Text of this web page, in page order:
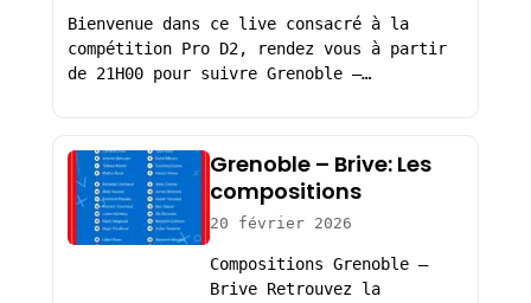
Bienvenue dans ce live consacré à la
compétition Pro D2, rendez vous à partir
de 21H00 pour suivre Grenoble –…
Grenoble – Brive: Les
compositions
20 février 2026
Compositions Grenoble –
Brive Retrouvez la